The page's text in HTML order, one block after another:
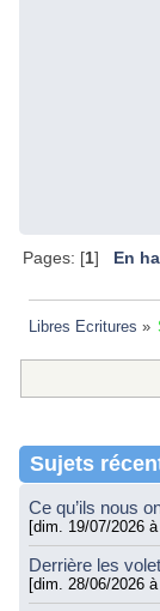
Pages: [1] En
Libres Ecritures »
Sujets
Ce qu’ils nous
[dim. 19/07/2026
Derrière les
[dim. 28/06/2026